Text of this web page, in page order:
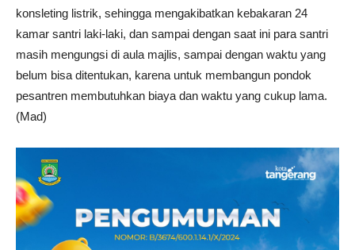
konsleting listrik, sehingga mengakibatkan kebakaran 24
kamar santri laki-laki, dan sampai dengan saat ini para santri
masih mengungsi di aula majlis, sampai dengan waktu yang
belum bisa ditentukan, karena untuk membangun pondok
pesantren membutuhkan biaya dan waktu yang cukup lama.
(Mad)